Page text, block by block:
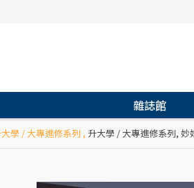
雜誌館
學 / 大專進修系列 , 升大學 / 大專進修系列, 妙